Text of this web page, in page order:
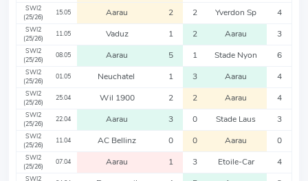
SWI2
(25/26)
15.05 Aarau 2 2 Yverdon Sp 4
SWI2
(25/26)
11.05 Vaduz 1 2 Aarau 3
SWI2
(25/26)
08.05 Aarau 5 1 Stade Nyon 6
SWI2
(25/26)
01.05 Neuchatel 1 3 Aarau 4
SWI2
(25/26)
25.04 Wil 1900 2 2 Aarau 4
SWI2
(25/26)
22.04 Aarau 3 0 Stade Laus 3
SWI2
(25/26)
11.04 AC Bellinz 0 0 Aarau 0
SWI2
(25/26)
07.04 Aarau 1 3 Etoile-Car 4
SWI2